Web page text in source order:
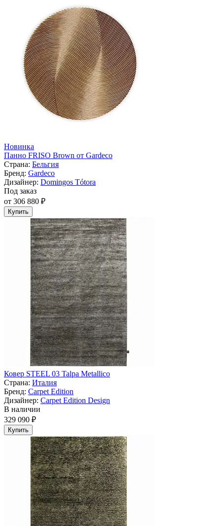
Новинка
Панно FRISO Brown от Gardeco
Страна: Бельгия
Бренд: Gardeco
Дизайнер: Domingos Tótora
Под заказ
от 306 880 ₽
Купить
Ковер STEEL 03 Talpa Metallico
Страна: Италия
Бренд: Carpet Edition
Дизайнер: Carpet Edition Design
В наличии
329 090 ₽
Купить